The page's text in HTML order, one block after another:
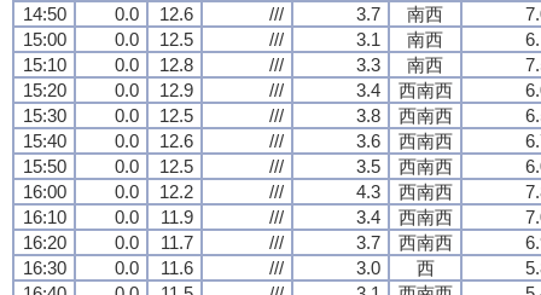
14:50 0.0 12.6 /// 3.7 南西
15:00
0.0 12.5 /// 3.1 南西
15:10
0.0 12.8 /// 3.3 南西
15:20
0.0 12.9 /// 3.4 西南西
15:30
0.0 12.5 /// 3.8 西南西
15:40
0.0 12.6 /// 3.6 西南西
15:50
0.0 12.5 /// 3.5 西南西
16:00
0.0 12.2 /// 4.3 西南西
16:10
0.0 11.9 /// 3.4 西南西
16:20
0.0 11.7 /// 3.7 西南西
16:30
0.0 11.6 /// 3.0 西